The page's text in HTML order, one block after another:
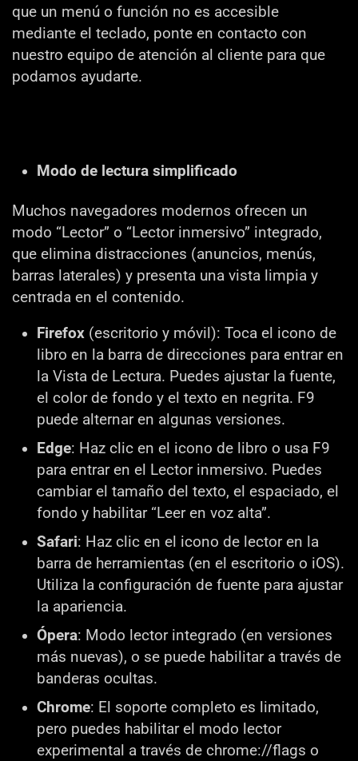
que un menú o función no es accesible
mediante el teclado, ponte en contacto con
nuestro equipo de atención al cliente para que
podamos ayudarte.
Modo de lectura simplificado
Muchos navegadores modernos ofrecen un
modo “Lector” o “Lector inmersivo” integrado,
que elimina distracciones (anuncios, menús,
barras laterales) y presenta una vista limpia y
centrada en el contenido.
Firefox (escritorio y móvil): Toca el icono de
libro en la barra de direcciones para entrar en
la Vista de Lectura. Puedes ajustar la fuente,
el color de fondo y el texto en negrita. F9
puede alternar en algunas versiones.
Edge: Haz clic en el icono de libro o usa F9
para entrar en el Lector inmersivo. Puedes
cambiar el tamaño del texto, el espaciado, el
fondo y habilitar “Leer en voz alta”.
Safari: Haz clic en el icono de lector en la
barra de herramientas (en el escritorio o iOS).
Utiliza la configuración de fuente para ajustar
la apariencia.
Ópera: Modo lector integrado (en versiones
más nuevas), o se puede habilitar a través de
banderas ocultas.
Chrome: El soporte completo es limitado,
pero puedes habilitar el modo lector
experimental a través de chrome://flags o